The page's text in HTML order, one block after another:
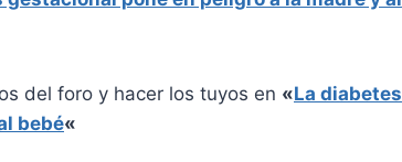
del foro y hacer los tuyos en «La diabetes
bebé«